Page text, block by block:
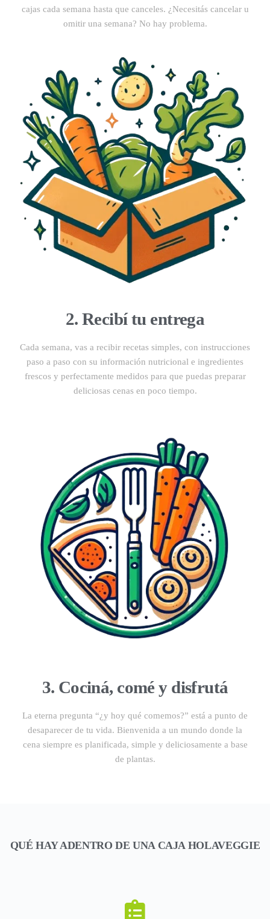
cajas cada semana hasta que canceles. ¿Necesitás cancelar u
omitir una semana? No hay problema.
2. Recibí tu entrega
Cada semana, vas a recibir recetas simples, con instrucciones
paso a paso con su información nutricional e ingredientes
frescos y perfectamente medidos para que puedas preparar
deliciosas cenas en poco tiempo.
3. Cociná, comé y disfrutá
La eterna pregunta “¿y hoy qué comemos?” está a punto de
desaparecer de tu vida. Bienvenida a un mundo donde la
cena siempre es planificada, simple y deliciosamente a base
de plantas.
QUÉ HAY ADENTRO DE UNA CAJA HOLAVEGGIE